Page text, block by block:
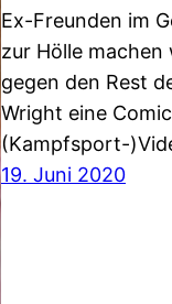
Ex-Freunden im
zur Hölle machen
gegen den Rest
Wright eine
(Kampfsport-
19. Juni 2020